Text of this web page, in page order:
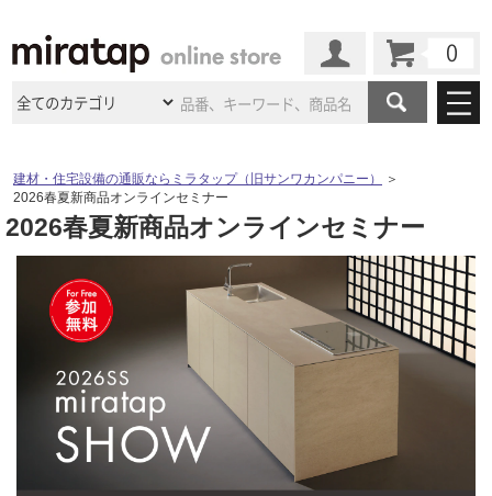
商品カテゴリ
洗面所・水回り タイル
キッチン 浴室（風呂・バスルー
ム）・ トイレ
ドア（扉）・
建具・玄関
エクステリア（外構）
ウッドデッキ
収納 インテリア・家具
施工事例
法人案件納入事例
ミラタップ のあるくらし お客様訪問インタビュー
店舗・施設事例
ショールーム
ショールームの ご案内 東京 ショールーム
大阪ショールーム 仙台ショールーム
名古屋 ショールーム
札幌スマート
サポート
ご利用ガイド
よくある質問 お問い合わせ
その他サービス
ミラタップと
創る家
ASOLIE
工事会社紹介
ェルジュ
建材・住宅設備の通販ならミラタップ（旧サンワカンパニー）
＞
2026春夏新商品オンラインセミナー
2026春夏新商品オンラインセミナー